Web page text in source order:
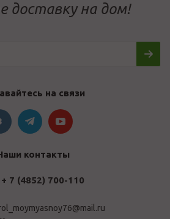
доставку на дом!
на связи
контакты
+ 7 (4852) 700-110